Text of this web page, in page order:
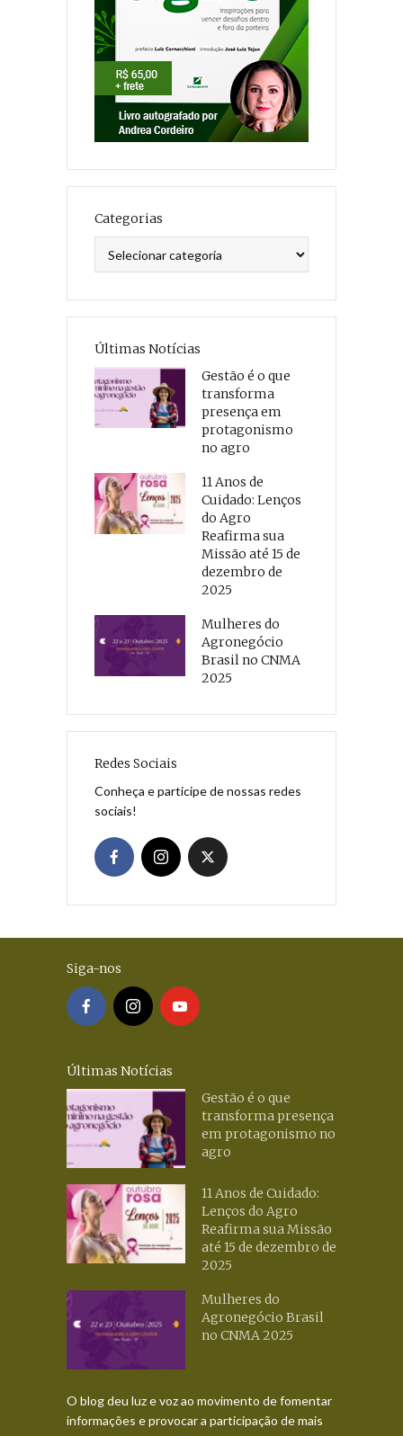
Categorias
Últimas Notícias
Gestão é o que
transforma
presença em
protagonismo
no agro
11 Anos de
Cuidado: Lenços
do Agro
Reafirma sua
Missão até 15 de
dezembro de
2025
Mulheres do
Agronegócio
Brasil no CNMA
2025
Redes Sociais
Conheça e participe de nossas redes
sociais!
Siga-nos
Últimas Notícias
Gestão é o que
transforma presença
em protagonismo no
agro
11 Anos de Cuidado:
Lenços do Agro
Reafirma sua Missão
até 15 de dezembro de
2025
Mulheres do
Agronegócio Brasil
no CNMA 2025
O blog deu luz e voz ao movimento de fomentar
informações e provocar a participação de mais